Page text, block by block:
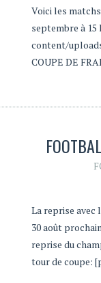
Voici les
septembre à
content/
COUPE DE
La reprise avec
30 août
reprise du
tour de coupe: